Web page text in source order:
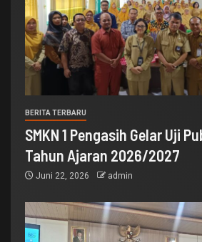
BERITA TERBARU
SMKN 1 Pengasih Gelar Uji
Tahun Ajaran 2026/2027
Juni 22, 2026 admin